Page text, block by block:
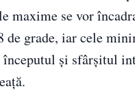
maxime se vor
de grade, iar cele
începutul și sfârșitul